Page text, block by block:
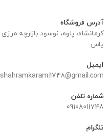
آدرس فروشگاه
یاس
ایمیل
shahramkarami1748@gmail.com
شماره تلفن
09108011748
تلگرام